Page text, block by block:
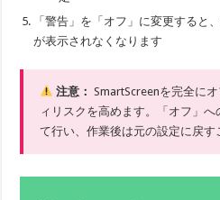
「警告」を「オフ」に変更すると
が表示されなくなります
注意： SmartScreenを完全に
ィリスクを高めます。「オフ」
て行い、作業後は元の設定に戻す